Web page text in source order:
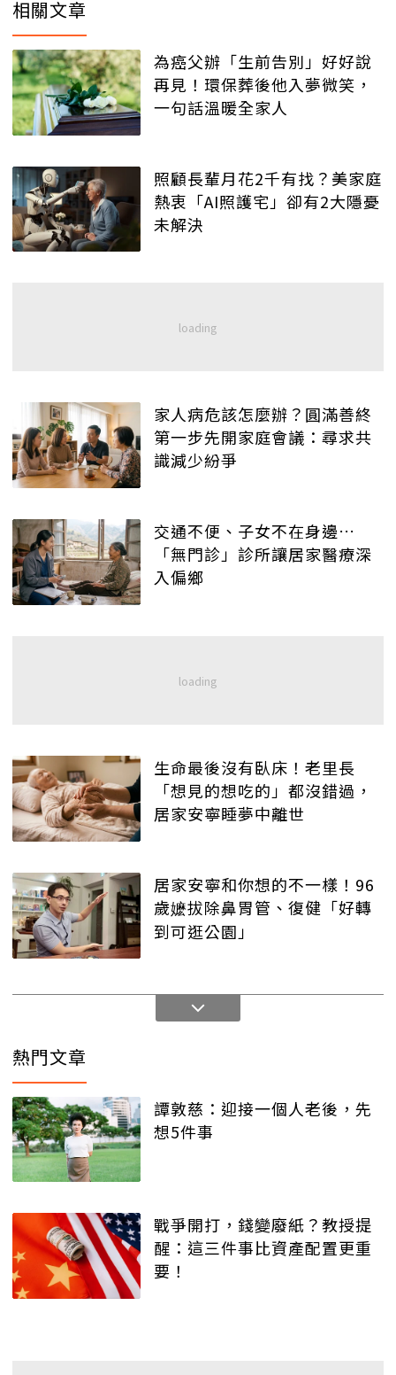
相關文章
為癌父辦「生前告別」好好說
再見！環保葬後他入夢微笑，
一句話溫暖全家人
照顧長輩月花2千有找？美家庭
熱衷「AI照護宅」卻有2大隱憂
未解決
家人病危該怎麼辦？圓滿善終
第一步先開家庭會議：尋求共
識減少紛爭
交通不便、子女不在身邊…
「無門診」診所讓居家醫療深
入偏鄉
生命最後沒有臥床！老里長
「想見的想吃的」都沒錯過，
居家安寧睡夢中離世
居家安寧和你想的不一樣！96
歲嬷拔除鼻胃管、復健「好轉
到可逛公園」
熱門文章
譚敦慈：迎接一個人老後，先
想5件事
戰爭開打，錢變廢紙？教授提
醒：這三件事比資產配置更重
要！